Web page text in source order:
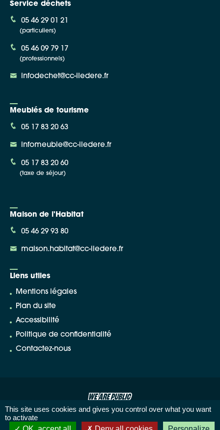
Service déchets
05 46 29 01 21
(particuliers)
05 46 09 79 17
(professionnels)
infodechet@cc-iledere.fr
Meublés de tourisme
05 17 83 20 63
infomeuble@cc-iledere.fr
05 17 83 20 60
(taxe de séjour)
Maison de l'Habitat
05 46 29 93 80
maison.habitat@cc-iledere.fr
Liens utiles
Mentions légales
Plan du site
Accessibilité
Politique de confidentialité
Contactez-nous
This site uses cookies and gives you control over what you want
to activate